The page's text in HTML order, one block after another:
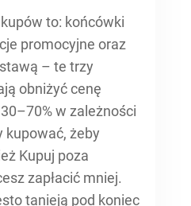
to: końcówki
promocyjne oraz
– te trzy
obniżyć cenę
w zależności
kupować, żeby
Kupuj poza
zapłacić mniej.
tanieją pod koniec